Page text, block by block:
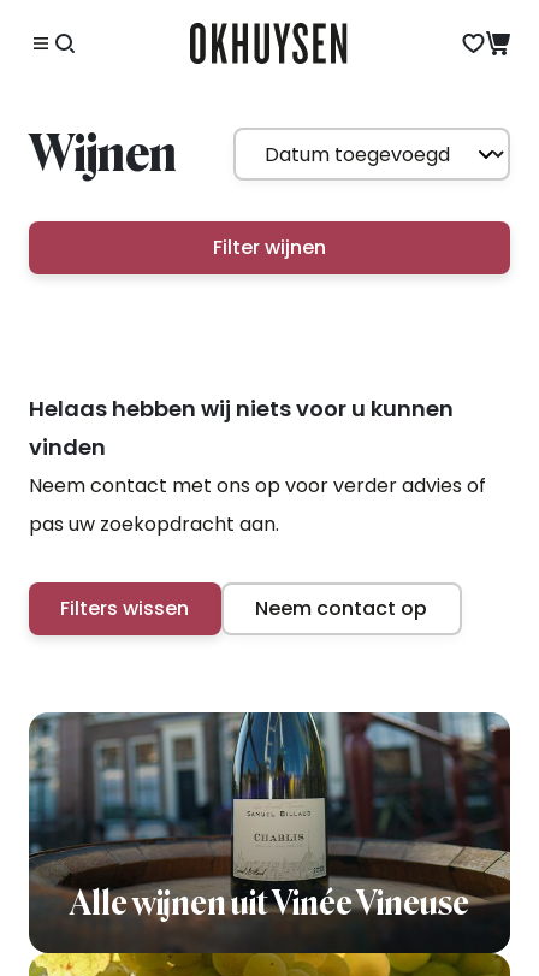
Wijnen
Filter wijnen
Helaas hebben wij niets voor u kunnen
vinden
Neem contact met ons op voor verder advies of
pas uw zoekopdracht aan.
Filters wissen Neem contact op
Alle wijnen uit Vinée Vineuse